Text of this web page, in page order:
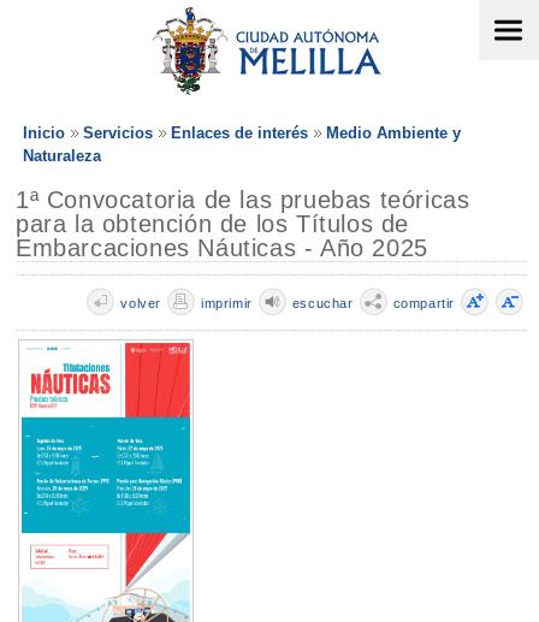
Inicio Servicios Enlaces de interés
Medio Ambiente y
Naturaleza
1ª Convocatoria de las pruebas teóricas
para la obtención de los Títulos de
Embarcaciones Náuticas - Año 2025
compartir
escuchar
imprimir
volver